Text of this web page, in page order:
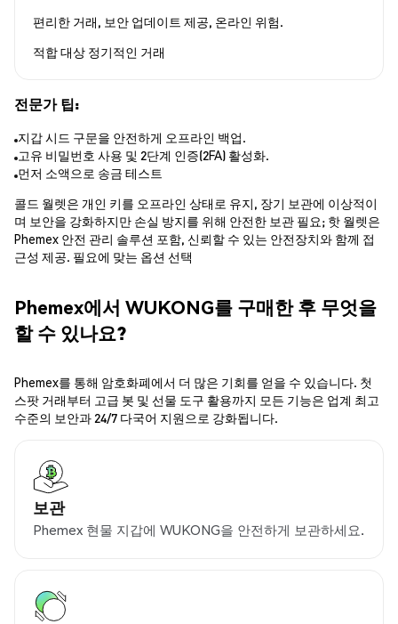
편리한 거래, 보안 업데이트 제공, 온라인 위험.
적합 대상 정기적인 거래
전문가 팁:
지갑 시드 구문을 안전하게 오프라인 백업.
고유 비밀번호 사용 및 2단계 인증(2FA) 활성화.
먼저 소액으로 송금 테스트
콜드 월렛은 개인 키를 오프라인 상태로 유지, 장기 보관에 이상적이
며 보안을 강화하지만 손실 방지를 위해 안전한 보관 필요; 핫 월렛은
Phemex 안전 관리 솔루션 포함, 신뢰할 수 있는 안전장치와 함께 접
근성 제공. 필요에 맞는 옵션 선택
Phemex에서 WUKONG를 구매한 후 무엇을
할 수 있나요?
Phemex를 통해 암호화폐에서 더 많은 기회를 얻을 수 있습니다. 첫
스팟 거래부터 고급 봇 및 선물 도구 활용까지 모든 기능은 업계 최고
수준의 보안과 24/7 다국어 지원으로 강화됩니다.
보관
Phemex 현물 지갑에 WUKONG을 안전하게 보관하세요.